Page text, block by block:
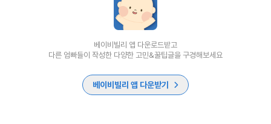
베이비빌리 앱 다운로드받고
다른 엄빠들이 작성한 다양한 고민&꿀팁글을 구경해보세요
베이비빌리 앱 다운받기